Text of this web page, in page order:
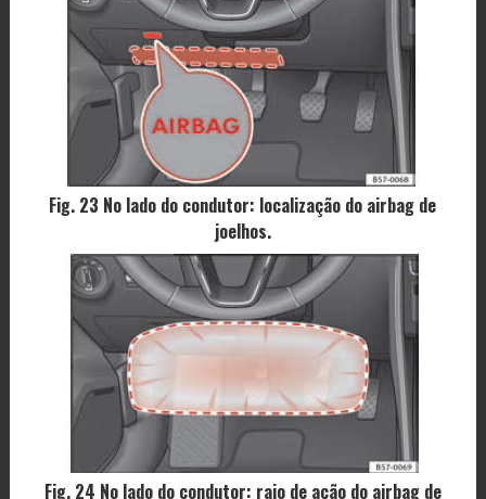
Fig. 23 No lado do condutor: localização do airbag de
joelhos.
Fig. 24 No lado do condutor: raio de ação do airbag de